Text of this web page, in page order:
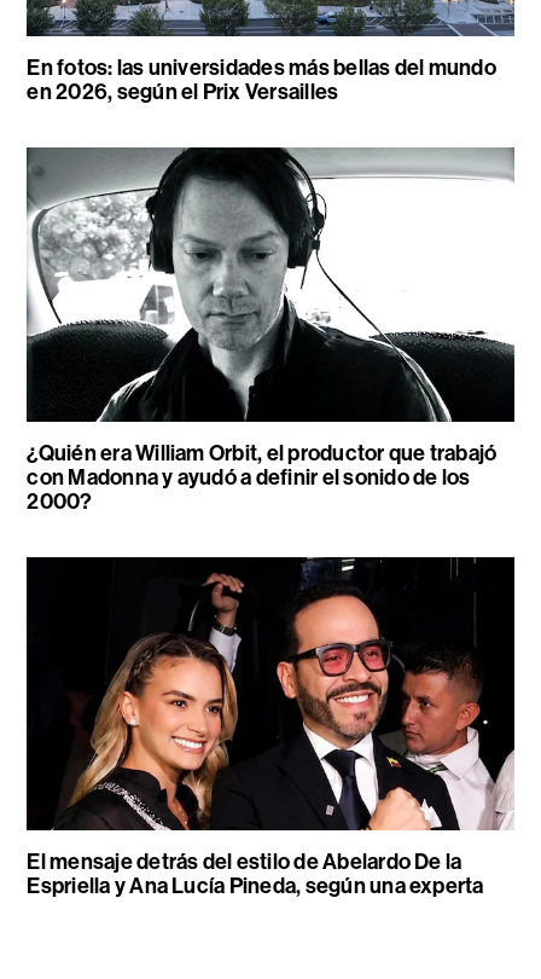
En fotos: las universidades más bellas del mundo
en 2026, según el Prix Versailles
¿Quién era William Orbit, el productor que trabajó
con Madonna y ayudó a definir el sonido de los
2000?
El mensaje detrás del estilo de Abelardo De la
Espriella y Ana Lucía Pineda, según una experta